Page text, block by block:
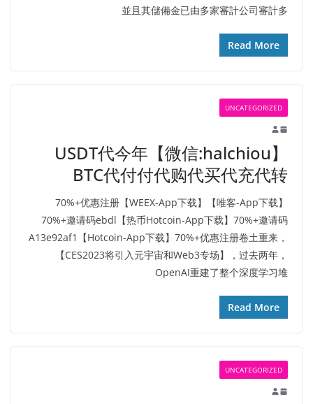
並且其儲備金已由多家審計公司審計多
Read More
UNCATEGORIZED
USDT代今年【微信:halchiou】
BTC代付付代购代买代充代转
【唯客-App下载】70%+优惠注册【WEEX-App下载】
70%+邀请码ebdl【热币Hotcoin-App下载】70%+邀请码
A13e92af1【Hotcoin-App下载】70%+优惠注册卷土重来，
【CES2023将引入元宇宙和Web3专场】，过去两年，
OpenAI重建了整个深度学习堆
Read More
UNCATEGORIZED